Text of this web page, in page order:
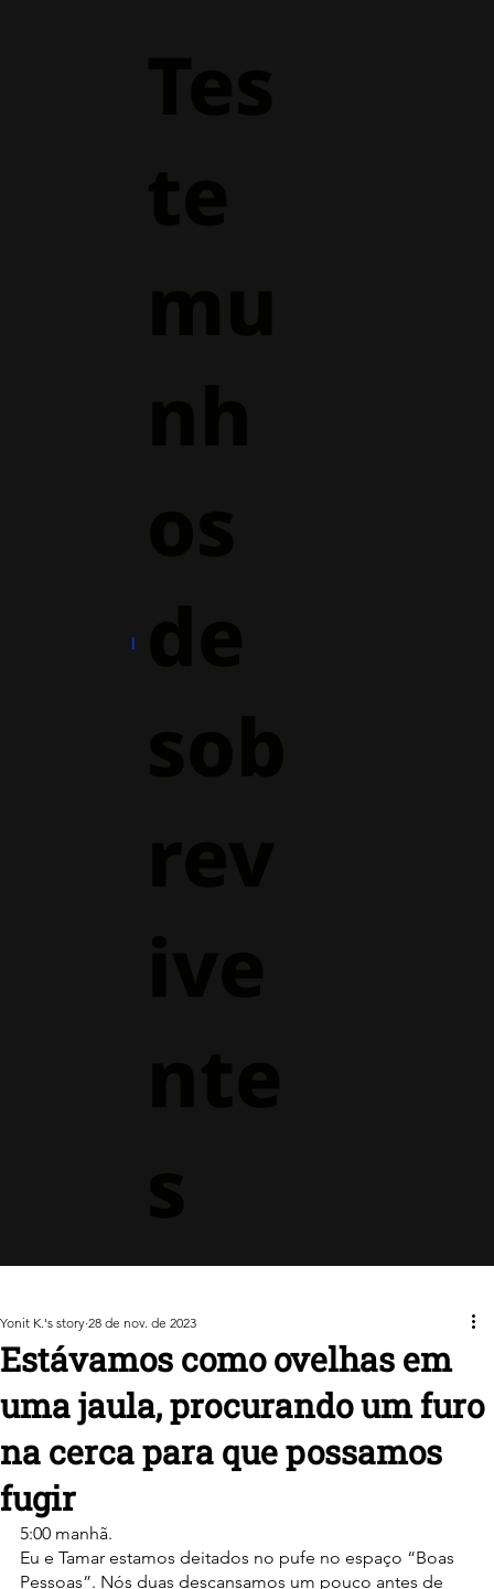
Estávamos como ovelhas em
uma jaula, procurando um furo
na cerca para que possamos
fugir
Yonit K.'s story 28 de nov. de 2023
5:00 manhã.
Eu e Tamar estamos deitados no pufe no espaço “Boas
Pessoas”. Nós duas descansamos um pouco antes de